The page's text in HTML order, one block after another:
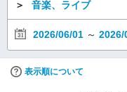
＞ 音楽、ライブ
2026/06/01 ～ 2026/
表示順について